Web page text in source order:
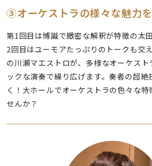
③オーケストラの様々な魅力を
第1回目は博識で緻密な解釈が特徴の太
2回目はユーモアたっぷりのトークも交
の川瀬マエストロが、多様なオーケスト
ックな演奏で繰り広げます。奏者の超
く！大ホールでオーケストラの色々な特
せんか？